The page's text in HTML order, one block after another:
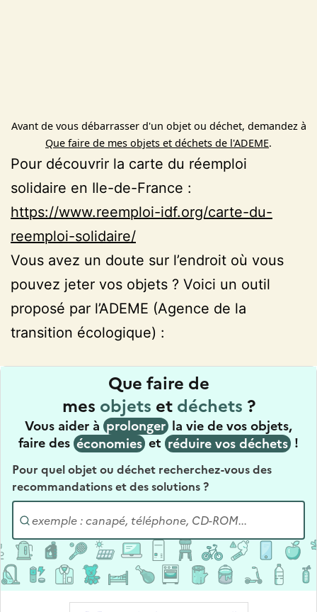
Avant de vous débarrasser d'un objet ou déchet, demandez à
Que faire de mes objets et déchets de l'ADEME.
Pour découvrir la carte du réemploi
solidaire en Ile-de-France :
https://www.reemploi-idf.org/carte-du-
reemploi-solidaire/
Vous avez un doute sur l’endroit où vous
pouvez jeter vos objets ? Voici un outil
proposé par l’ADEME (Agence de la
transition écologique) :